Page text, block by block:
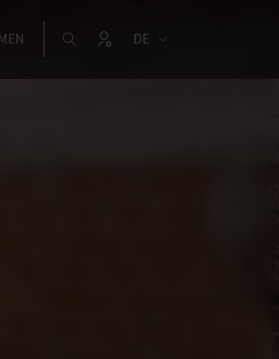
DE